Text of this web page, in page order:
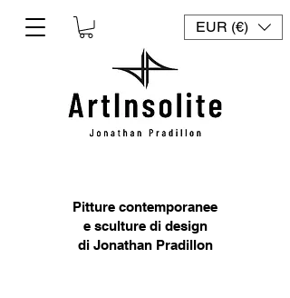
EUR (€)
Pitture contemporanee
e sculture di design
di Jonathan Pradillon